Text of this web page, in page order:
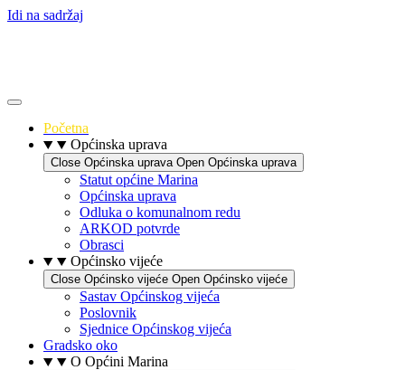
Idi na sadržaj
Početna
Općinska uprava
Close Općinska uprava Open Općinska uprava
Statut općine Marina
Općinska uprava
Odluka o komunalnom redu
ARKOD potvrde
Obrasci
Općinsko vijeće
Close Općinsko vijeće Open Općinsko vijeće
Sastav Općinskog vijeća
Poslovnik
Sjednice Općinskog vijeća
Gradsko oko
O Općini Marina